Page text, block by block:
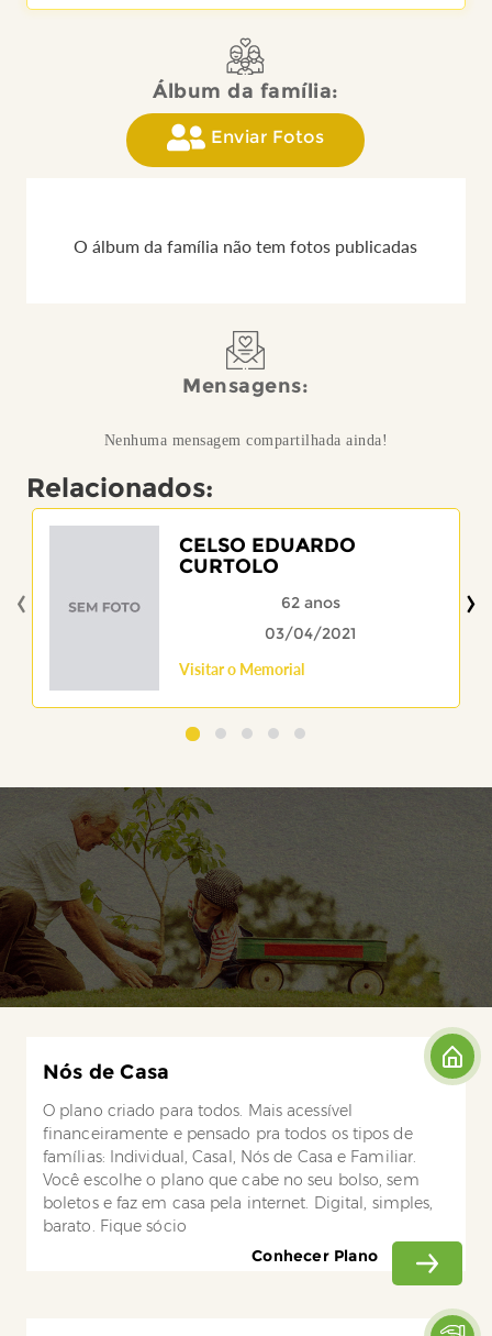
Álbum da família:
Enviar Fotos
O álbum da família não tem fotos publicadas
Mensagens:
Nenhuma mensagem compartilhada ainda!
Relacionados:
CELSO EDUARDO
CURTOLO
62 anos
03/04/2021
Visitar o Memorial
‹ ›
Nós de Casa
O plano criado para todos. Mais acessível
financeiramente e pensado pra todos os tipos de
famílias: Individual, Casal, Nós de Casa e Familiar.
Você escolhe o plano que cabe no seu bolso, sem
boletos e faz em casa pela internet. Digital, simples,
barato. Fique sócio
Conhecer Plano